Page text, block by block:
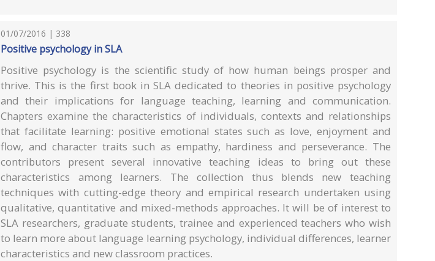
01/07/2016 | 338
Positive psychology in SLA
Positive psychology is the scientific study of how human beings prosper and
thrive. This is the first book in SLA dedicated to theories in positive psychology
and their implications for language teaching, learning and communication.
Chapters examine the characteristics of individuals, contexts and relationships
that facilitate learning: positive emotional states such as love, enjoyment and
flow, and character traits such as empathy, hardiness and perseverance. The
contributors present several innovative teaching ideas to bring out these
characteristics among learners. The collection thus blends new teaching
techniques with cutting-edge theory and empirical research undertaken using
qualitative, quantitative and mixed-methods approaches. It will be of interest to
SLA researchers, graduate students, trainee and experienced teachers who wish
to learn more about language learning psychology, individual differences, learner
characteristics and new classroom practices.